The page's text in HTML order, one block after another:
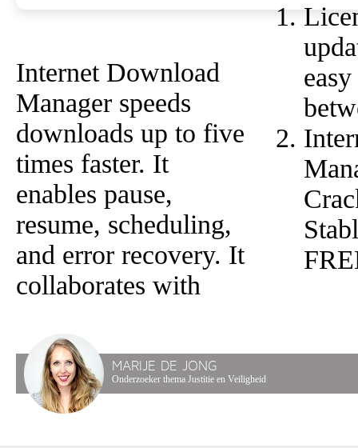
Internet Download
Manager speeds
downloads up to five
times faster. It
enables pause,
resume, scheduling,
and error recovery. It
collaborates with
MARIJE DE JONG
Onderzoeker thema Justitie en Veiligheid